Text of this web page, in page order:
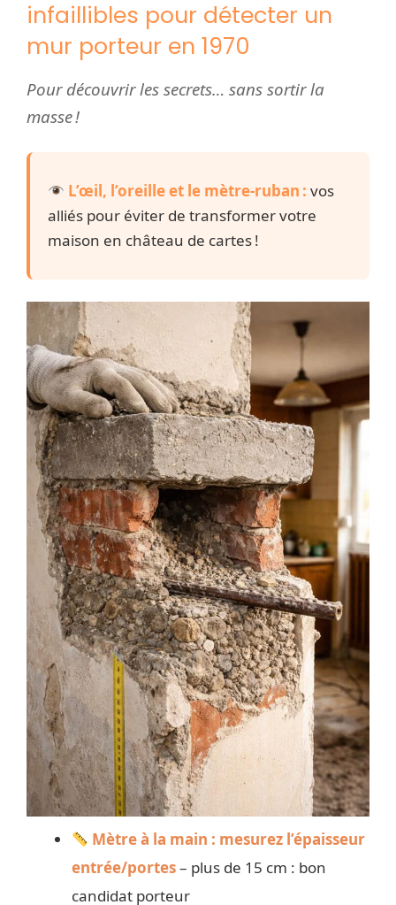
infaillibles pour détecter un
mur porteur en 1970
Pour découvrir les secrets… sans sortir la
masse !
L’œil, l’oreille et le mètre-ruban : vos
alliés pour éviter de transformer votre
maison en château de cartes !
Mètre à la main : mesurez l’épaisseur
entrée/portes– plus de 15 cm : bon
candidat porteur